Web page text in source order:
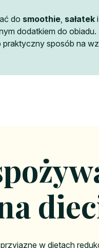
do smoothie, sałatek i
dodatkiem do
sposób na
w dietach